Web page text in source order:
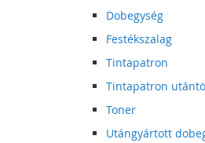
Dobegység
Festékszalag
Tintapatron
Tintapatron
Toner
Utángyártott